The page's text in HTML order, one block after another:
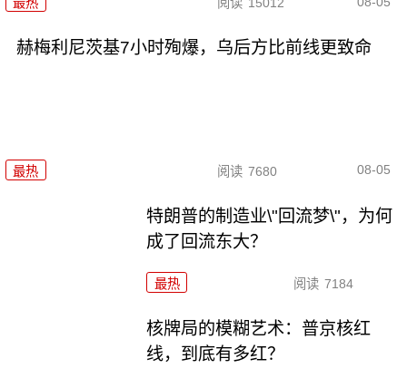
最热 阅读 15012
赫梅利尼茨基7小时殉爆，乌后方比前线更致命
最热 阅读 7680 08-05
特朗普的制造业\"回流梦\"，为何
成了回流东大？
最热 阅读 7184
核牌局的模糊艺术：普京核红
线，到底有多红？